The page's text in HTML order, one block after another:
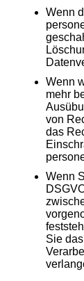
Wenn
Wenn
mehr
von
das
Wenn
Sie